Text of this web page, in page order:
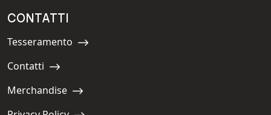
CONTATTI
Navigate to:
Tesseramento
Navigate to:
Contatti
Navigate to:
Merchandise